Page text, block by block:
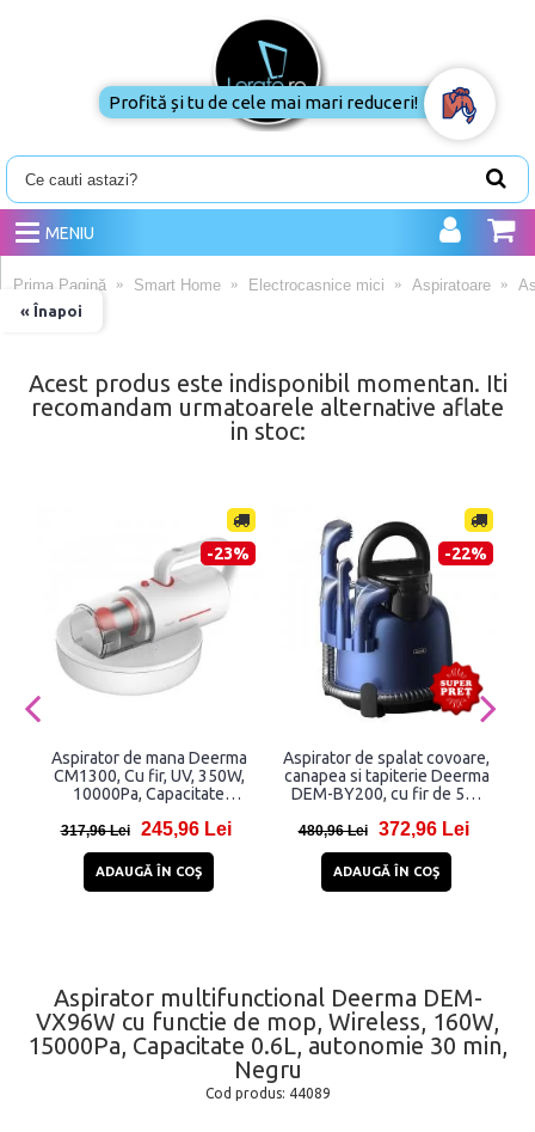
MENIU
« Înapoi
Prima Pagină Smart Home Electrocasnice mici Aspiratoare
Acest produs este indisponibil momentan. Iti
recomandam urmatoarele alternative aflate
in stoc:
-23%
Aspirator de mana Deerma
CM1300, Cu fir, UV, 350W,
10000Pa, Capacitate
cablu 4.2m, Alb
317,96 Lei 245,96 Lei
ADAUGĂ ÎN COŞ
-22%
Aspirator de spalat covoare,
canapea si tapiterie Deerma
DEM-BY200, cu fir de 5m,
rezervoare apa curata si apa
480,96 Lei 372,96 Lei
ADAUGĂ ÎN COŞ
Aspirator multifunctional Deerma DEM-
VX96W cu functie de mop, Wireless, 160W,
15000Pa, Capacitate 0.6L, autonomie 30 min,
Negru
Cod produs: 44089
Profită și tu de cele mai mari reduceri!